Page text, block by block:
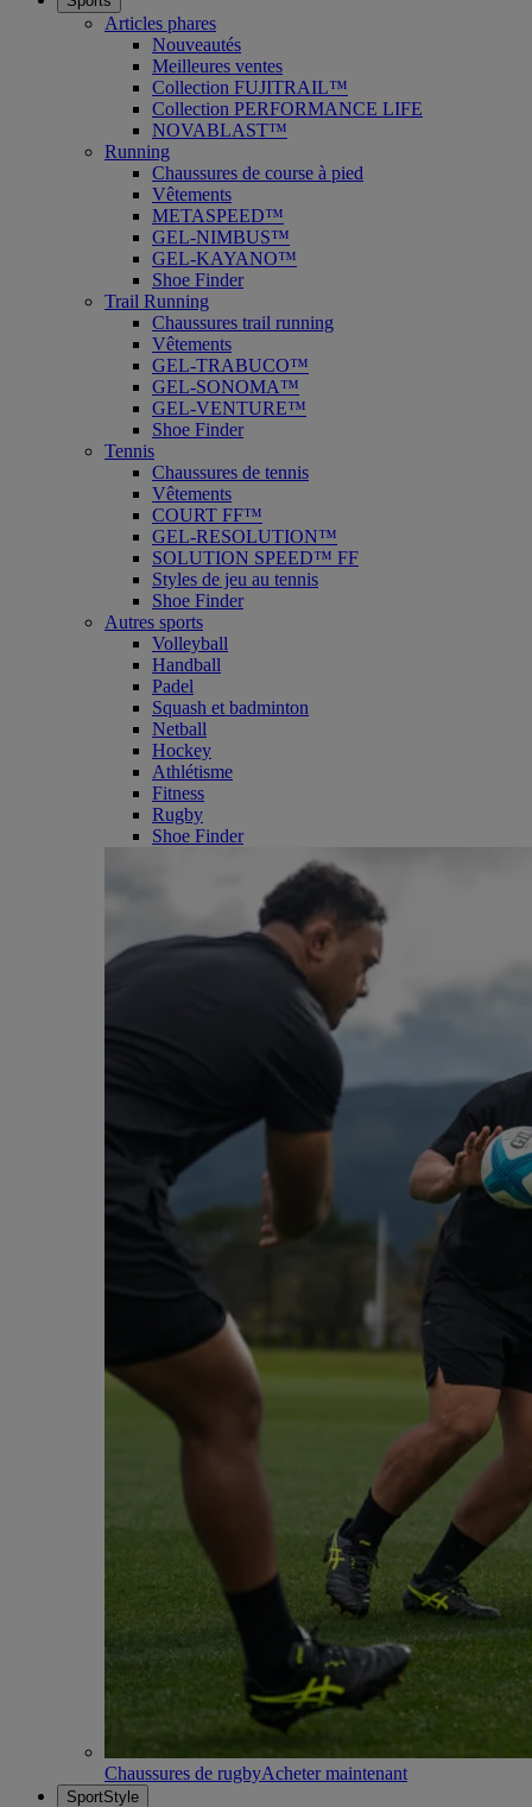
Articles phares
Nouveautés
Meilleures ventes
Collection FUJITRAIL™
Collection PERFORMANCE LIFE
NOVABLAST™
Running
Chaussures de course à pied
Vêtements
METASPEED™
GEL-NIMBUS™
GEL-KAYANO™
Shoe Finder
Trail Running
Chaussures trail running
Vêtements
GEL-TRABUCO™
GEL-SONOMA™
GEL-VENTURE™
Shoe Finder
Tennis
Chaussures de tennis
Vêtements
COURT FF™
GEL-RESOLUTION™
SOLUTION SPEED™ FF
Styles de jeu au tennis
Shoe Finder
Autres sports
Volleyball
Handball
Padel
Squash et badminton
Netball
Hockey
Athlétisme
Fitness
Rugby
Shoe Finder
Chaussures de rugbyAcheter maintenant
SportStyle